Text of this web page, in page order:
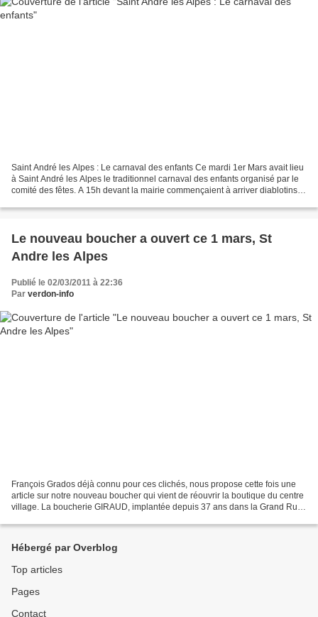
Saint André les Alpes : Le carnaval des enfants Ce mardi 1er Mars avait lieu
à Saint André les Alpes le traditionnel carnaval des enfants organisé par le
comité des fêtes. A 15h devant la mairie commençaient à arriver diablotins et
Le nouveau boucher a ouvert ce 1 mars, St
Andre les Alpes
Publié le 02/03/2011 à 22:36
Par verdon-info
François Grados déjà connu pour ces clichés, nous propose cette fois une
article sur notre nouveau boucher qui vient de réouvrir la boutique du centre
village. La boucherie GIRAUD, implantée depuis 37 ans dans la Grand Rue
Hébergé par Overblog
Top articles
Pages
Contact